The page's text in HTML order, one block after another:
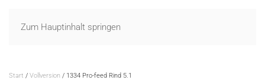
Zum Hauptinhalt springen
Start / Vollversion / 1334 Pro-feed Rind 5.1